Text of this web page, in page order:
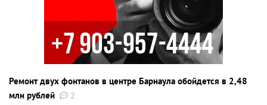
Ремонт двух фонтанов в центре Барнаула обойдется в 2,48
млн рублей
2